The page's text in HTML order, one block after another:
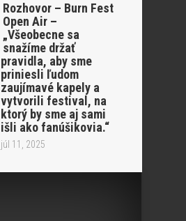
Rozhovor – Burn Fest
Open Air –
„Všeobecne sa
snažíme držať
pravidla, aby sme
priniesli ľudom
zaujímavé kapely a
vytvorili festival, na
ktorý by sme aj sami
išli ako fanúšikovia.“
júl 11, 2025